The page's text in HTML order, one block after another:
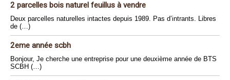
2 parcelles bois naturel feuillus à vendre
Deux parcelles naturelles intactes depuis 1989. Pas d’intrants. Libres
de (…)
2eme année scbh
Bonjour, Je cherche une entreprise pour une deuxième année de BTS
SCBH (…)